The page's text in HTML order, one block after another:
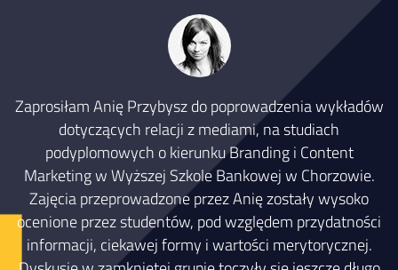
Zaprosiłam Anię Przybysz do poprowadzenia wykładów
dotyczących relacji z mediami, na studiach
podyplomowych o kierunku Branding i Content
Marketing w Wyższej Szkole Bankowej w Chorzowie.
Zajęcia przeprowadzone przez Anię zostały wysoko
ocenione przez studentów, pod względem przydatności
informacji, ciekawej formy i wartości merytorycznej.